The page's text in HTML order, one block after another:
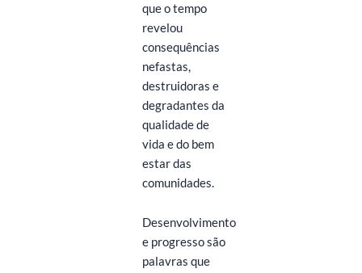
que o tempo
revelou
consequências
nefastas,
destruidoras e
degradantes da
qualidade de
vida e do bem
estar das
comunidades.
Desenvolvimento
e progresso são
palavras que